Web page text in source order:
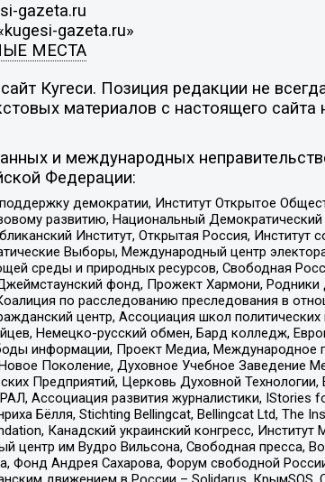
gazeta.ru
gazeta.ru»
МЕСТА
Кугеси. Позиция редакции не
материалов с настоящего
и международных
Федерации:
демократии, Институт Открытое
развитию, Национальный Демократический
Институт, Открытая Россия, Институт
Выборы, Международный центр
среды и природных ресурсов, Свободная
фонд, Прожект Хармони, Родники
по расследованию преследования в
центр, Ассоциация школ
Немецко-русский обмен, Бард колледж,
информации, Проект Медиа, Международное
Поколение, Духовное Учебное Заведение
Предприятий, Церковь Духовной
Ассоциация развития журналистики,
Бёлля, Stichting Bellingcat, Bellingcat Ltd, The
Канадский украинский конгресс,
центр им Вудро Вильсона, Свободная пресса,
Фонд Андрея Сахарова, Форум свободной